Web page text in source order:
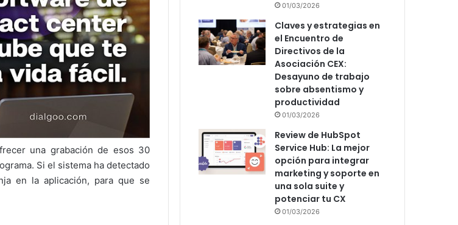
una grabación de esos 30
Si el sistema ha detectado
en la aplicación, para que se
01/03/2026
Claves y estrategias en
el Encuentro de
Directivos de la
Asociación CEX:
Desayuno de trabajo
sobre absentismo y
productividad
01/03/2026
Review de HubSpot
Service Hub: La mejor
opción para integrar
marketing y soporte en
una sola suite y
potenciar tu CX
01/03/2026